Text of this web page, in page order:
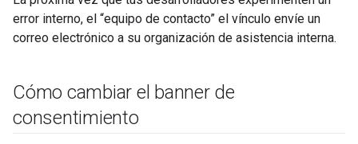
error interno, el “equipo de contacto” el vínculo envíe un
correo electrónico a su organización de asistencia interna.
Cómo cambiar el banner de
consentimiento